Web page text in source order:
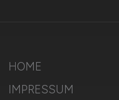
HOME
IMPRESSUM